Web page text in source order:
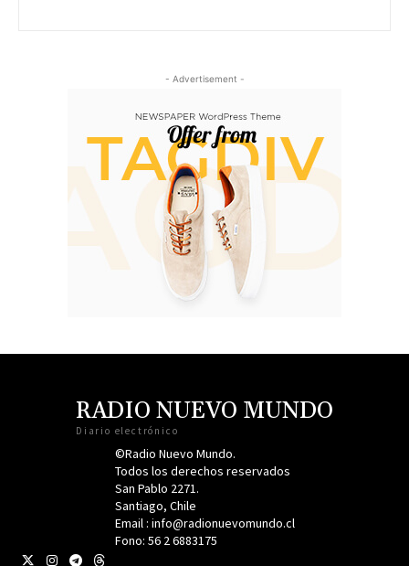
- Advertisement -
RADIO NUEVO MUNDO
Diario electrónico
©Radio Nuevo Mundo.
Todos los derechos reservados
San Pablo 2271.
Santiago, Chile
Email : info@radionuevomundo.cl
Fono: 56 2 6883175